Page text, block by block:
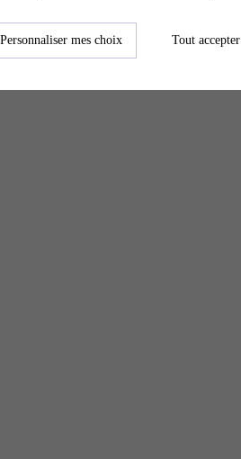
Personnaliser mes choix Tout accepter